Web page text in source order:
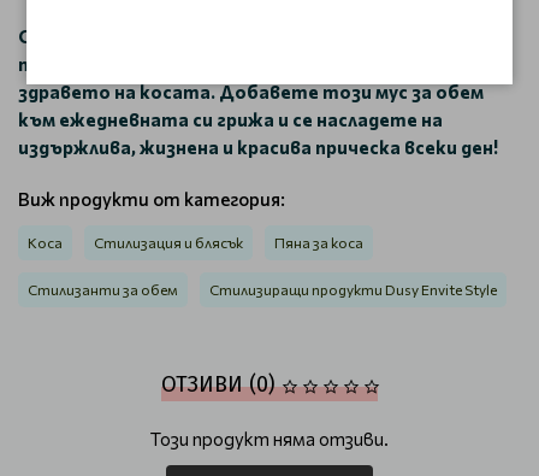
С Dusy Volume Mousse Strong Argan постигате
професионален обем и фиксация, без компромис със
здравето на косата. Добавете този мус за обем
към ежедневната си грижа и се насладете на
издържлива, жизнена и красива прическа всеки ден!
Виж продукти от категория:
Коса Стилизация и блясък Пяна за коса
Стилизанти за обем Стилизиращи продукти Dusy Envite Style
ОТЗИВИ (0)
Този продукт няма отзиви.